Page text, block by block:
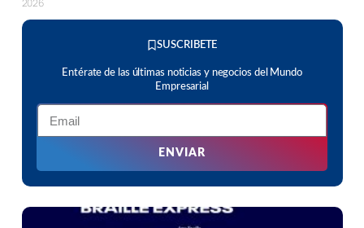
2026
SUSCRIBETE
Entérate de las últimas noticias y negocios del Mundo
Empresarial
ENVIAR